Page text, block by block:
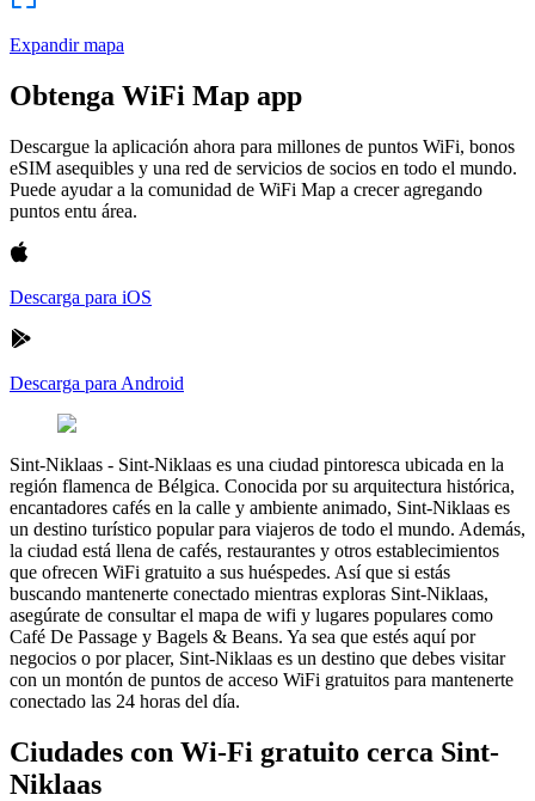
Expandir mapa
Obtenga WiFi Map app
Descargue la aplicación ahora para millones de puntos WiFi, bonos
eSIM asequibles y una red de servicios de socios en todo el mundo.
Puede ayudar a la comunidad de WiFi Map a crecer agregando
puntos entu área.
Descarga para iOS
Descarga para Android
Sint-Niklaas - Sint-Niklaas es una ciudad pintoresca ubicada en la
región flamenca de Bélgica. Conocida por su arquitectura histórica,
encantadores cafés en la calle y ambiente animado, Sint-Niklaas es
un destino turístico popular para viajeros de todo el mundo. Además,
la ciudad está llena de cafés, restaurantes y otros establecimientos
que ofrecen WiFi gratuito a sus huéspedes. Así que si estás
buscando mantenerte conectado mientras exploras Sint-Niklaas,
asegúrate de consultar el mapa de wifi y lugares populares como
Café De Passage y Bagels & Beans. Ya sea que estés aquí por
negocios o por placer, Sint-Niklaas es un destino que debes visitar
con un montón de puntos de acceso WiFi gratuitos para mantenerte
conectado las 24 horas del día.
Ciudades con Wi-Fi gratuito cerca Sint-
Niklaas